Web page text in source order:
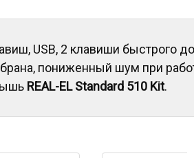
USB, 2 клавиши быстрого
пониженный шум при
REAL-EL Standard 510 Kit.